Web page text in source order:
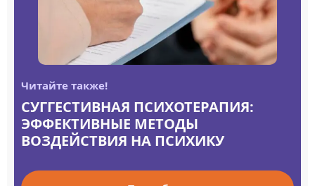
Читайте также!
СУГГЕСТИВНАЯ ПСИХОТЕРАПИЯ:
ЭФФЕКТИВНЫЕ МЕТОДЫ
ВОЗДЕЙСТВИЯ НА ПСИХИКУ